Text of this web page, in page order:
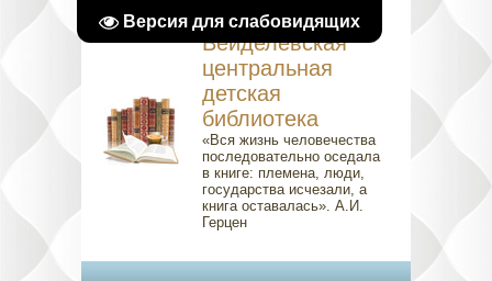
Версия для слабовидящих
Вейделевская
центральная
детская
библиотека
«Вся жизнь человечества
последовательно оседала
в книге: племена, люди,
государства исчезали, а
книга оставалась». А.И.
Герцен